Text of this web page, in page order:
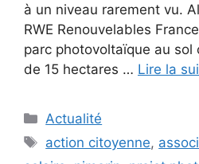
à un niveau rarement vu.
RWE Renouvelables
parc photovoltaïque au sol
de 15 hectares … Lire la
Catégories
Actualité
Étiquettes
action citoyenne,